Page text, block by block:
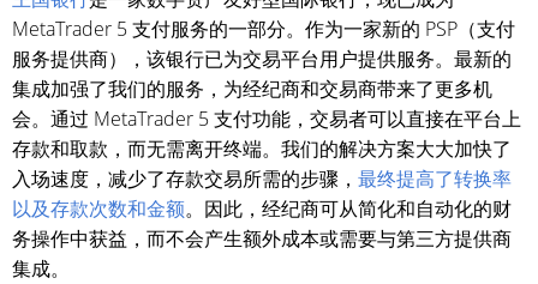
MetaTrader 5 支付服务的一部分。作为一家新的 PSP（支付
服务提供商），该银行已为交易平台用户提供服务。最新的
集成加强了我们的服务，为经纪商和交易商带来了更多机
会。通过 MetaTrader 5 支付功能，交易者可以直接在平台上
存款和取款，而无需离开终端。我们的解决方案大大加快了
入场速度，减少了存款交易所需的步骤， 最终提高了转换率
以及存款次数和金额。因此，经纪商可从简化和自动化的财
务操作中获益，而不会产生额外成本或需要与第三方提供商
集成。